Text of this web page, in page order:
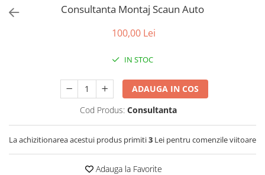
Consultanta Instalare
Jucarii de Sortare
Jucarii Senzoriale
Consultanta Montaj Scaun Auto
100,00 Lei
IN STOC
ADAUGA IN COS
Cod Produs: Consultanta
La achizitionarea acestui produs primiti3 Lei pentru comenzile viitoare
Adauga la Favorite